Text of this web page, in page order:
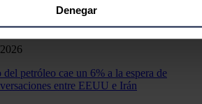
precisión de varios metros
dispositivo analizándolo activamente
(huellas digitales)
sus preferencias en lasección de
su consentimiento en cualquier
Denegar
del precio del petróleo